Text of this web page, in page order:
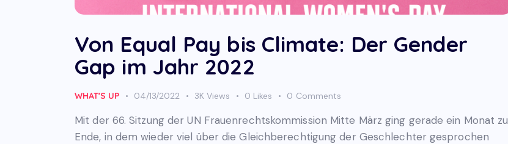
Von Equal Pay bis Climate: Der Gender
Gap im Jahr 2022
WHAT'S UP 04/13/2022 3K Views 0 Likes 0 Comments
Mit der 66. Sitzung der UN Frauenrechtskommission Mitte März ging gerade ein Monat zu
Ende, in dem wieder viel über die Gleichberechtigung der Geschlechter gesprochen